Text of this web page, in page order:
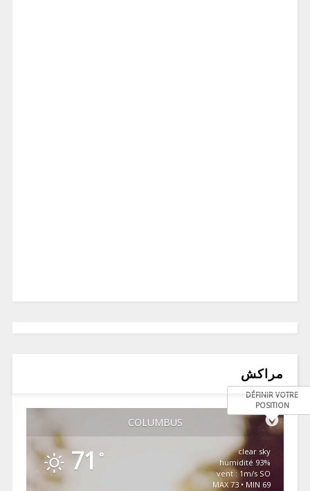
مراكش
COLUMBUS
DÉFINIR VOTRE
POSITION
71 °
clear sky
93% humidité
vent : 1m/s SO
MAX 73 • MIN 69